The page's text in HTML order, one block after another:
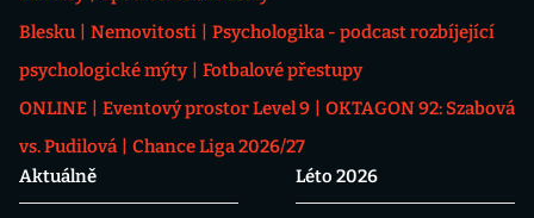
Blesku
Nemovitosti
Psychologika - podcast rozbíjející
psychologické mýty
Fotbalové přestupy
ONLINE
Eventový prostor Level 9
OKTAGON 92: Szabová
vs. Pudilová
Chance Liga 2026/27
Aktuálně
Léto 2026